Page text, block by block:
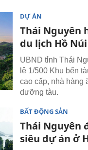
DỰ ÁN
Thái Nguyên
du lịch Hồ Núi
UBND tỉnh Thái
lệ 1/500 Khu bến
cao cấp, nhà hàng
dưỡng tàu.
BẤT ĐỘNG SẢN
Thái Nguyên
siêu dự án ở